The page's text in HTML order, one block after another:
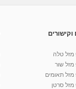
מזל טלה
מזל שור
מזל תאומים
מזל סרטן